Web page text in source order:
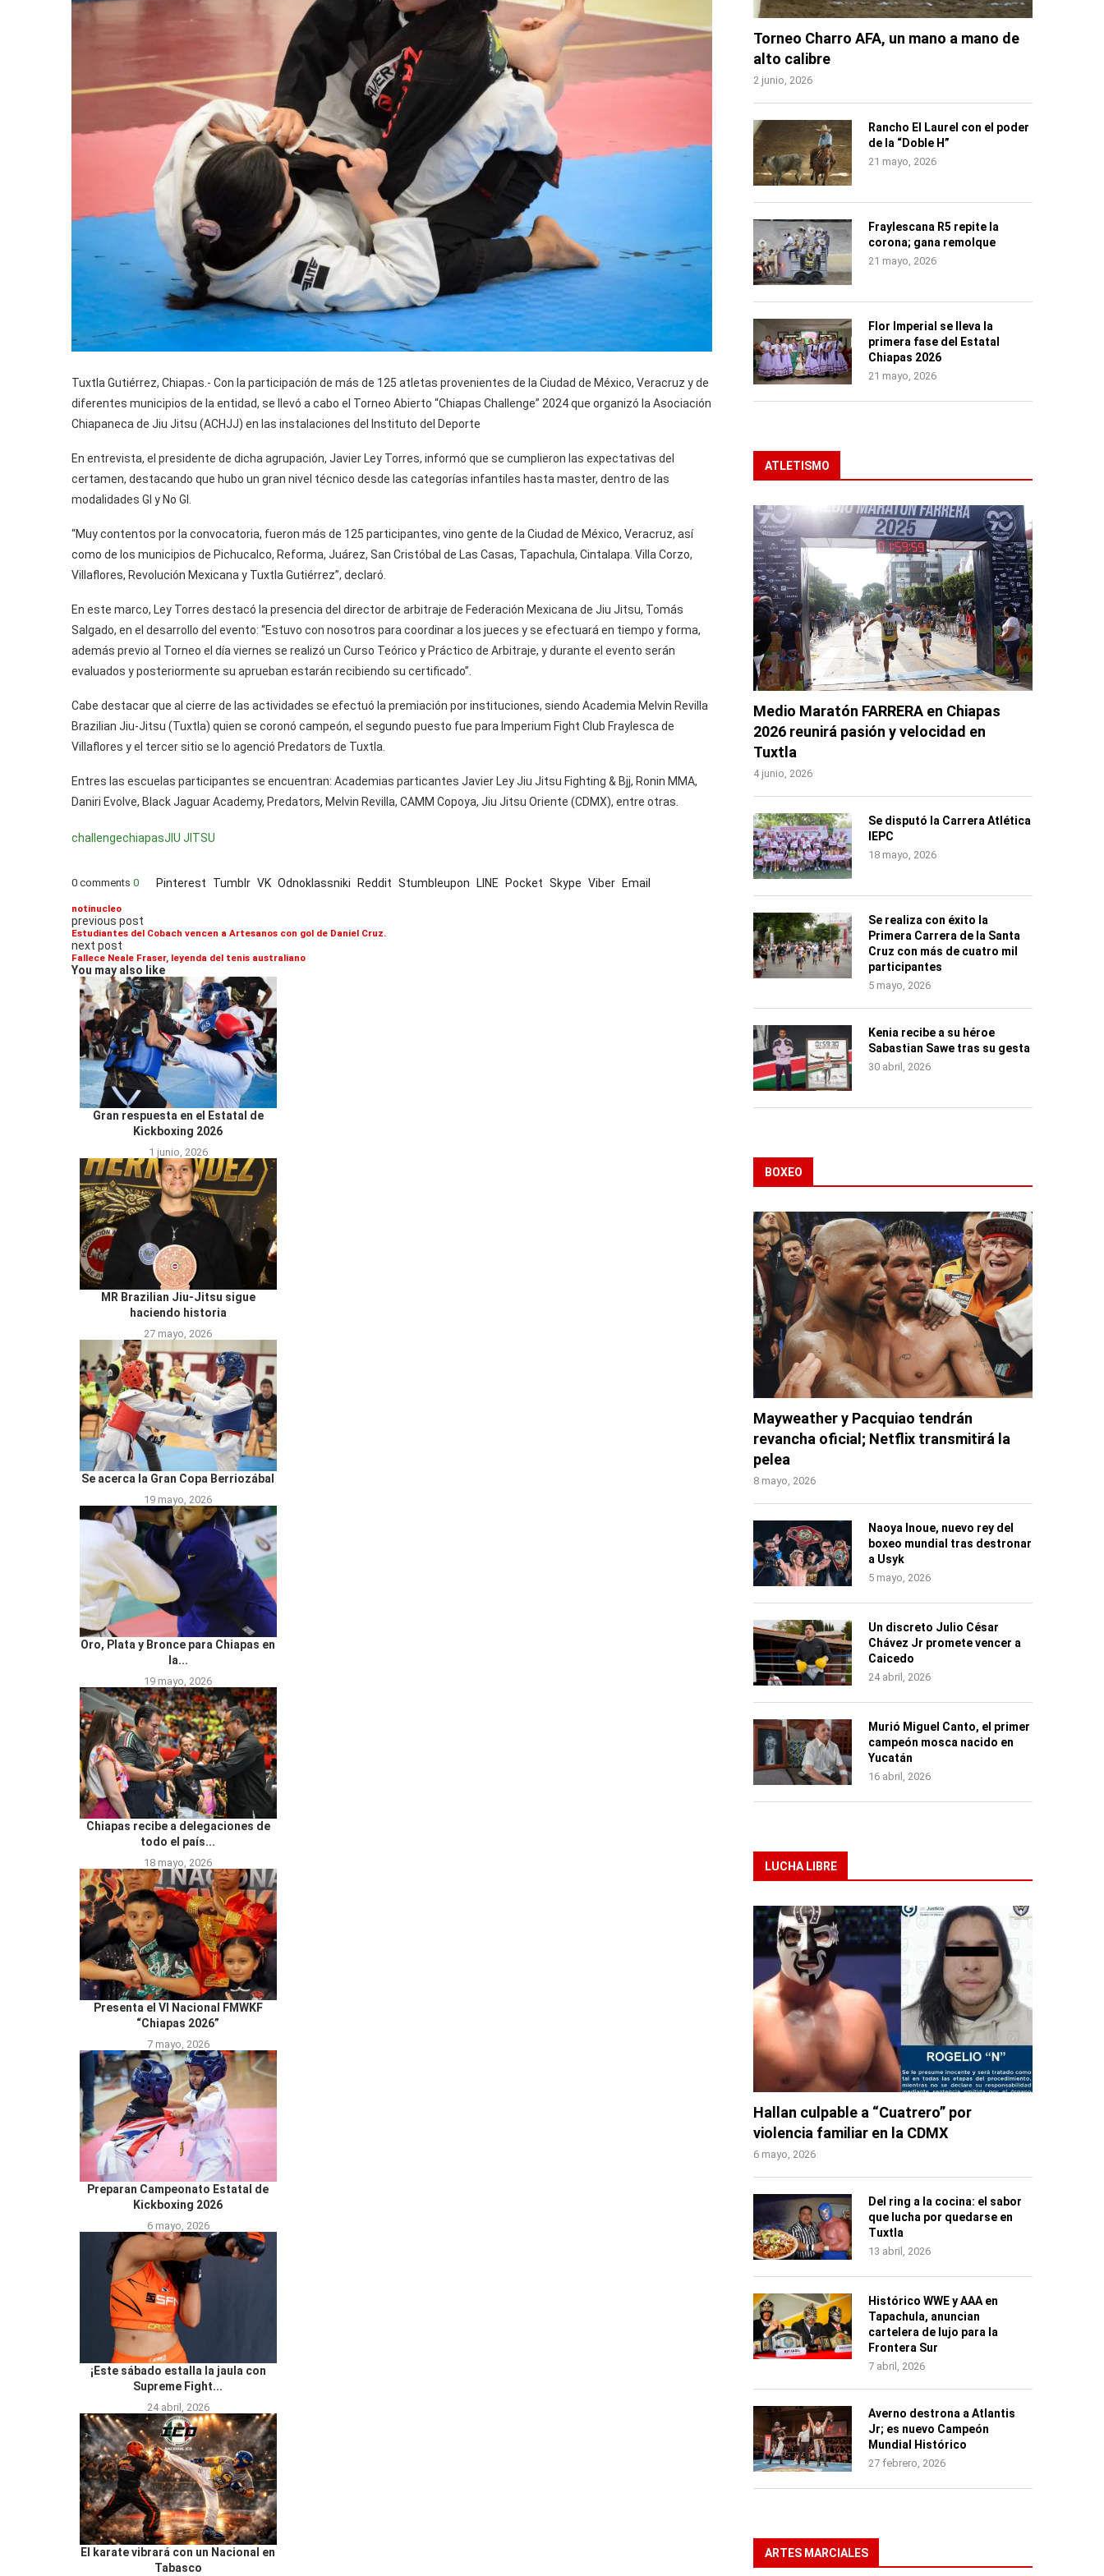
Tuxtla Gutiérrez, Chiapas.- Con la participación de más de 125 atletas provenientes de la Ciudad de México, Veracruz y de
diferentes municipios de la entidad, se llevó a cabo el Torneo Abierto “Chiapas Challenge” 2024 que organizó la Asociación
Chiapaneca de Jiu Jitsu (ACHJJ) en las instalaciones del Instituto del Deporte
En entrevista, el presidente de dicha agrupación, Javier Ley Torres, informó que se cumplieron las expectativas del
certamen, destacando que hubo un gran nivel técnico desde las categorías infantiles hasta master, dentro de las
modalidades GI y No GI.
“Muy contentos por la convocatoria, fueron más de 125 participantes, vino gente de la Ciudad de México, Veracruz, así
como de los municipios de Pichucalco, Reforma, Juárez, San Cristóbal de Las Casas, Tapachula, Cintalapa. Villa Corzo,
Villaflores, Revolución Mexicana y Tuxtla Gutiérrez”, declaró.
En este marco, Ley Torres destacó la presencia del director de arbitraje de Federación Mexicana de Jiu Jitsu, Tomás
Salgado, en el desarrollo del evento: “Estuvo con nosotros para coordinar a los jueces y se efectuará en tiempo y forma,
además previo al Torneo el día viernes se realizó un Curso Teórico y Práctico de Arbitraje, y durante el evento serán
evaluados y posteriormente su aprueban estarán recibiendo su certificado”.
Cabe destacar que al cierre de las actividades se efectuó la premiación por instituciones, siendo Academia Melvin Revilla
Brazilian Jiu-Jitsu (Tuxtla) quien se coronó campeón, el segundo puesto fue para Imperium Fight Club Fraylesca de
Villaflores y el tercer sitio se lo agenció Predators de Tuxtla.
Entres las escuelas participantes se encuentran: Academias particantes Javier Ley Jiu Jitsu Fighting & Bjj, Ronin MMA,
Daniri Evolve, Black Jaguar Academy, Predators, Melvin Revilla, CAMM Copoya, Jiu Jitsu Oriente (CDMX), entre otras.
challengechiapasJIU JITSU
0 comments 0 Pinterest Tumblr VK Odnoklassniki Reddit Stumbleupon LINE Pocket Skype Viber Email
notinucleo
previous post
Estudiantes del Cobach vencen a Artesanos con gol de Daniel Cruz.
next post
Fallece Neale Fraser, leyenda del tenis australiano
You may also like
Gran respuesta en el Estatal de
Kickboxing 2026
1 junio, 2026
MR Brazilian Jiu-Jitsu sigue
haciendo historia
27 mayo, 2026
Se acerca la Gran Copa Berriozábal
19 mayo, 2026
Oro, Plata y Bronce para Chiapas en
la...
19 mayo, 2026
Chiapas recibe a delegaciones de
todo el país...
18 mayo, 2026
Presenta el VI Nacional FMWKF
“Chiapas 2026”
7 mayo, 2026
Preparan Campeonato Estatal de
Kickboxing 2026
6 mayo, 2026
¡Este sábado estalla la jaula con
Supreme Fight...
24 abril, 2026
El karate vibrará con un Nacional en
Tabasco
Torneo Charro AFA, un mano a mano de
alto calibre
2 junio, 2026
Rancho El Laurel con el poder
de la “Doble H”
21 mayo, 2026
Fraylescana R5 repite la
corona; gana remolque
21 mayo, 2026
Flor Imperial se lleva la
primera fase del Estatal
Chiapas 2026
21 mayo, 2026
ATLETISMO
Medio Maratón FARRERA en Chiapas
2026 reunirá pasión y velocidad en
Tuxtla
4 junio, 2026
Se disputó la Carrera Atlética
IEPC
18 mayo, 2026
Se realiza con éxito la
Primera Carrera de la Santa
Cruz con más de cuatro mil
participantes
5 mayo, 2026
Kenia recibe a su héroe
Sabastian Sawe tras su gesta
30 abril, 2026
BOXEO
Mayweather y Pacquiao tendrán
revancha oficial; Netflix transmitirá la
pelea
8 mayo, 2026
Naoya Inoue, nuevo rey del
boxeo mundial tras destronar
a Usyk
5 mayo, 2026
Un discreto Julio César
Chávez Jr promete vencer a
Caicedo
24 abril, 2026
Murió Miguel Canto, el primer
campeón mosca nacido en
Yucatán
16 abril, 2026
LUCHA LIBRE
Hallan culpable a “Cuatrero” por
violencia familiar en la CDMX
6 mayo, 2026
Del ring a la cocina: el sabor
que lucha por quedarse en
Tuxtla
13 abril, 2026
Histórico WWE y AAA en
Tapachula, anuncian
cartelera de lujo para la
Frontera Sur
7 abril, 2026
Averno destrona a Atlantis
Jr; es nuevo Campeón
Mundial Histórico
27 febrero, 2026
ARTES MARCIALES